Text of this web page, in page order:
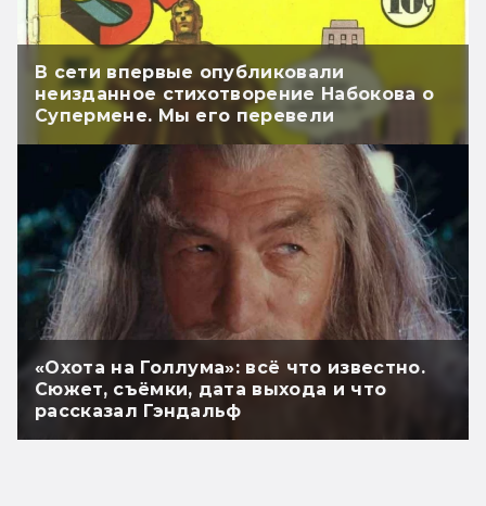
В сети впервые опубликовали
неизданное стихотворение Набокова о
Супермене. Мы его перевели
«Охота на Голлума»: всё что известно.
Сюжет, съёмки, дата выхода и что
рассказал Гэндальф